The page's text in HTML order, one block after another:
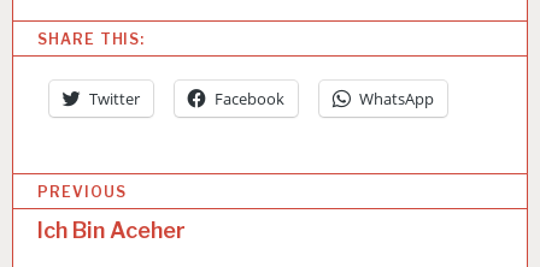
SHARE THIS:
Twitter Facebook WhatsApp
o
PREVIOUS
Ich Bin Aceher